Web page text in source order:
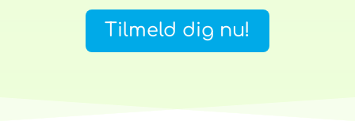
Tilmeld dig nu!